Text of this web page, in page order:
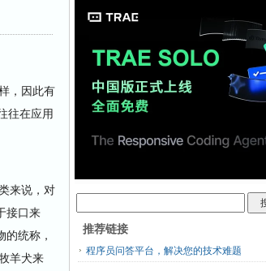
，因此有
往在应用
来说，对
接口来
统称，
羊犬来
推荐链接
程序员问答平台，解决您的技术难题